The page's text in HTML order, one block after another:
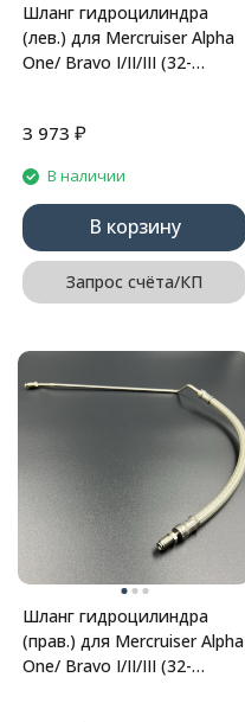
Шланг гидроцилиндра
(лев.) для Mercruiser Alpha
One/ Bravo I/II/III (32-
3 973 ₽
В наличии
В корзину
Запрос счёта/КП
Шланг гидроцилиндра
(прав.) для Mercruiser Alpha
One/ Bravo I/II/III (32-